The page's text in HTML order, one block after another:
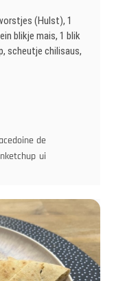
(Hulst), 1
blikje mais, 1 blik
scheutje chilisaus,
de
ui